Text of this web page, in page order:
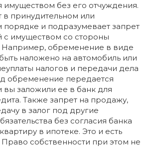
без его отчуждения.
в принудительном или
и подразумевает запрет
с имуществом со стороны
Например, обременение в виде
наложено на автомобиль или
налогов и передачи дела
обременение передается
вы заложили ее в банк для
Также запрет на продажу,
в залог под другие
без согласия банка
в ипотеке. Это и есть
собственности при этом не